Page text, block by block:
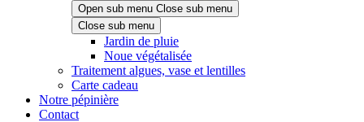
Open sub menu Close sub menu
Close sub menu
Jardin de pluie
Noue végétalisée
Traitement algues, vase et lentilles
Carte cadeau
Notre pépinière
Contact